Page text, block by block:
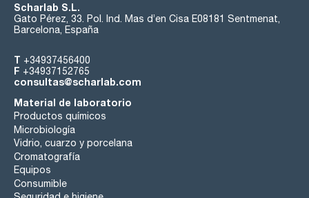
Scharlab S.L.
Gato Pérez, 33. Pol. Ind. Mas d’en Cisa E08181 Sentmenat,
Barcelona, España
T +34937456400
F +34937152765
consultas@scharlab.com
Material de laboratorio
Productos químicos
Microbiología
Vidrio, cuarzo y porcelana
Cromatografía
Equipos
Consumible